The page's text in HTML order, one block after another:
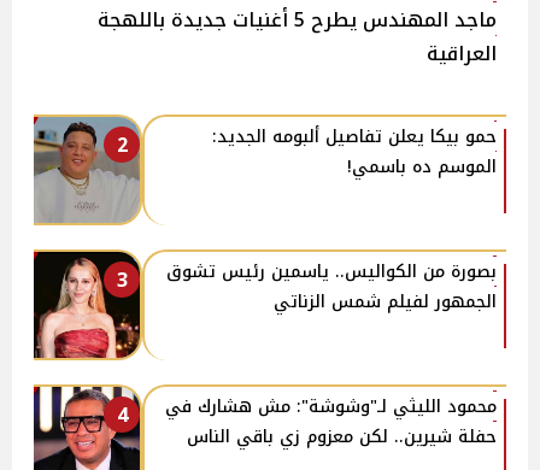
ماجد المهندس يطرح 5 أغنيات جديدة باللهجة
العراقية
2
حمو بيكا يعلن تفاصيل ألبومه الجديد:
الموسم ده باسمي!
3
بصورة من الكواليس.. ياسمين رئيس تشوق
الجمهور لفيلم شمس الزناتي
4
محمود الليثي لـ"وشوشة": مش هشارك في
حفلة شيرين.. لكن معزوم زي باقي الناس